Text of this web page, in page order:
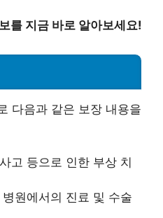
를 지금 바로 알아보세요!
다음과 같은 보장 내용을
고 등으로 인한 부상 치
원에서의 진료 및 수술